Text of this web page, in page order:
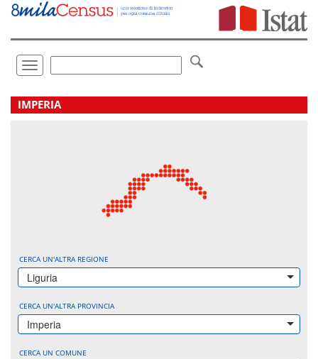
Vai
direttamente
Toggle
navigation
.
IMPERIA
CERCA UN'ALTRA REGIONE
Liguria
CERCA UN'ALTRA PROVINCIA
Imperia
CERCA UN COMUNE